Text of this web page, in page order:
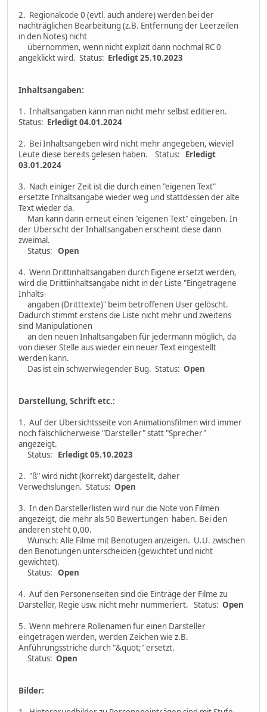
2. Regionalcode 0 (evtl. auch andere) werden bei der
nachträglichen Bearbeitung (z.B. Entfernung der Leerzeilen
in den Notes) nicht
übernommen, wenn nicht explizit dann nochmal RC 0
angeklickt wird. Status: Erledigt 25.10.2023
Inhaltsangaben:
1. Inhaltsangaben kann man nicht mehr selbst editieren.
Status: Erledigt 04.01.2024
2. Bei Inhaltsangeben wird nicht mehr angegeben, wieviel
Leute diese bereits gelesen haben. Status: Erledigt
03.01.2024
3. Nach einiger Zeit ist die durch einen "eigenen Text"
ersetzte Inhaltsangabe wieder weg und stattdessen der alte
Text wieder da.
Man kann dann erneut einen "eigenen Text" eingeben. In
der Übersicht der Inhaltsangaben erscheint diese dann
zweimal.
Status: Open
4. Wenn Drittinhaltsangaben durch Eigene ersetzt werden,
wird die Drittiinhaltsangabe nicht in der Liste "Eingetragene
Inhalts-
angaben (Dritttexte)" beim betroffenen User gelöscht.
Dadurch stimmt erstens die Liste nicht mehr und zweitens
sind Manipulationen
an den neuen Inhaltsangaben für jedermann möglich, da
von dieser Stelle aus wieder ein neuer Text eingestellt
werden kann.
Das ist ein schwerwiegender Bug. Status: Open
Darstellung, Schrift etc.:
1. Auf der Übersichtsseite von Animationsfilmen wird immer
noch fälschlicherweise "Darsteller" statt "Sprecher"
angezeigt.
Status: Erledigt 05.10.2023
2. "ß" wird nicht (korrekt) dargestellt, daher
Verwechslungen. Status: Open
3. In den Darstellerlisten wird nur die Note von Filmen
angezeigt, die mehr als 50 Bewertungen haben. Bei den
anderen steht 0,00.
Wunsch: Alle Filme mit Benotugen anzeigen. U.U. zwischen
den Benotungen unterscheiden (gewichtet und nicht
gewichtet).
Status: Open
4. Auf den Personenseiten sind die Einträge der Filme zu
Darsteller, Regie usw. nicht mehr nummeriert. Status: Open
5. Wenn mehrere Rollenamen für einen Darsteller
eingetragen werden, werden Zeichen wie z.B.
Anführungsstriche durch "&quot;" ersetzt.
Status: Open
Bilder: